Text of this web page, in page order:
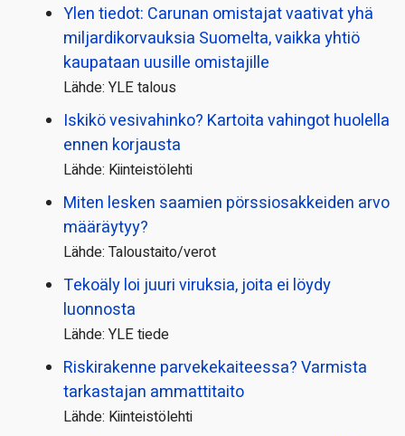
Ylen tiedot: Carunan omistajat vaativat yhä
miljardi­korvauksia Suomelta, vaikka yhtiö
kaupataan uusille omistajille
Lähde: YLE talous
Iskikö vesivahinko? Kartoita vahingot huolella
ennen korjausta
Lähde: Kiinteistölehti
Miten lesken saamien pörssi­osakkeiden arvo
määräytyy?
Lähde: Taloustaito/verot
Tekoäly loi juuri viruksia, joita ei löydy
luonnosta
Lähde: YLE tiede
Riskirakenne parvekekaiteessa? Varmista
tarkastajan ammattitaito
Lähde: Kiinteistölehti